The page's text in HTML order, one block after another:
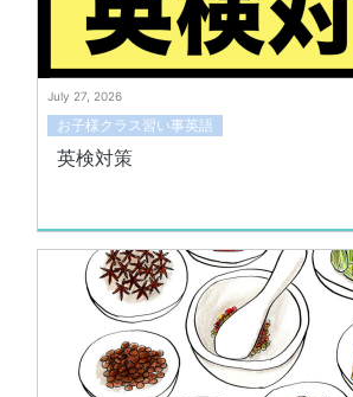
July 27, 2026
お子様クラス習い事英語
英検対策